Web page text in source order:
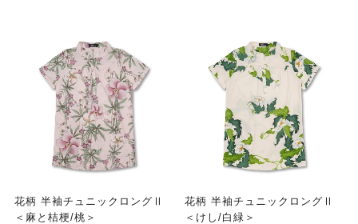
花柄 半袖チュニックロングⅡ
＜麻と桔梗/桃＞
花柄 半袖チュニックロングⅡ
＜けし/白緑＞